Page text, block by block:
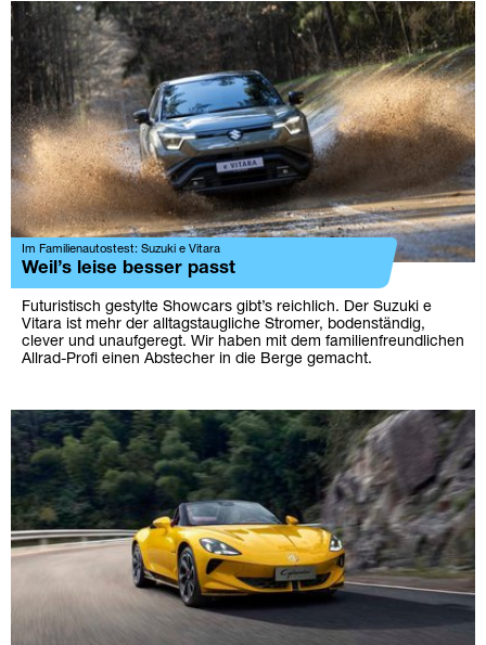
Im Familienautostest: Suzuki e Vitara
Weil’s leise besser passt
Futuristisch gestylte Showcars gibt’s reichlich. Der Suzuki e
Vitara ist mehr der alltagstaugliche Stromer, bodenständig,
clever und unaufgeregt. Wir haben mit dem familienfreundlichen
Allrad-Profi einen Abstecher in die Berge gemacht.